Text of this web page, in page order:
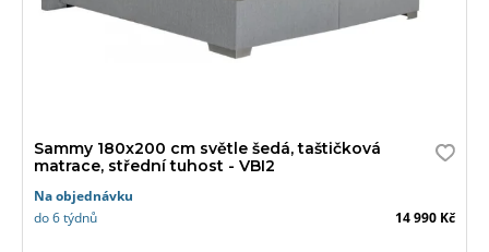
Sammy 180x200 cm světle šedá, taštičková
matrace, střední tuhost - VBI2
Na objednávku
do 6 týdnů
14 990 Kč